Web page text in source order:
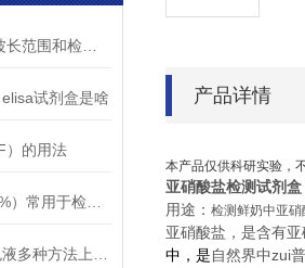
试剂盒是啥
）的用法
产品详情
本产品仅供科研实验，
亚硝酸盐检测试剂盒
用途： 检测鲜奶中亚
亚硝酸盐，是含有
中，是自然界中zui